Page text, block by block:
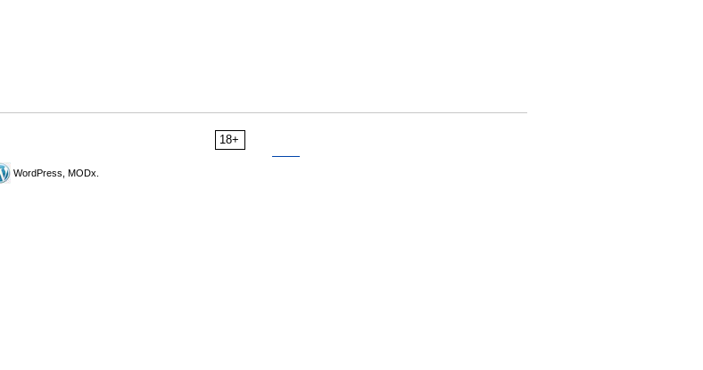
18+
WordPress, MODx.